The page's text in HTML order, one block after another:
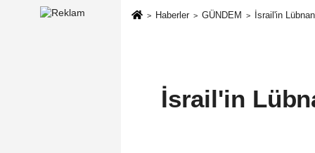
Haberler GÜNDEM İsrail'in
İsrail'in